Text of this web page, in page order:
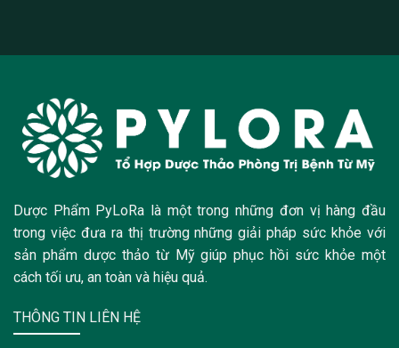
Dược Phẩm PyLoRa là một trong những đơn vị hàng đầu
trong việc đưa ra thị trường những giải pháp sức khỏe với
sản phẩm dược thảo từ Mỹ giúp phục hồi sức khỏe một
cách tối ưu, an toàn và hiệu quả.
THÔNG TIN LIÊN HỆ